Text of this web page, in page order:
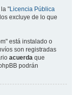
"Licencia Pública
excluye de lo que
está instalado o
son registradas
acuerda que
podrán